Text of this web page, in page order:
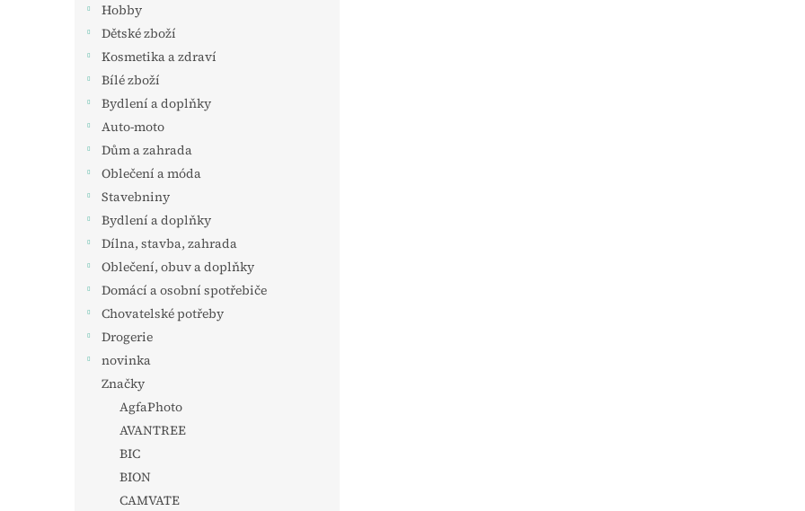
Hobby
Dětské zboží
Kosmetika a zdraví
Bílé zboží
Bydlení a doplňky
Auto-moto
Dům a zahrada
Oblečení a móda
Stavebniny
Bydlení a doplňky
Dílna, stavba, zahrada
Oblečení, obuv a doplňky
Domácí a osobní spotřebiče
Chovatelské potřeby
Drogerie
novinka
Značky
AgfaPhoto
AVANTREE
BIC
BION
CAMVATE